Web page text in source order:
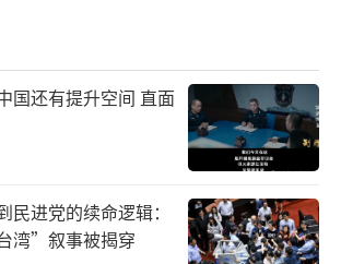
国还有提升空间 直面
民进党的续命逻辑：
湾”叙事被揭穿